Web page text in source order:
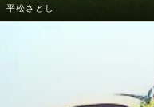
平松さとし